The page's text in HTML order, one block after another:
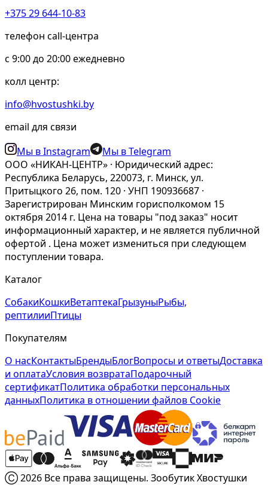
+375 29 644-10-83
телефон call-центра
c 9:00 до 20:00 ежедневно
колл центр:
info@hvostushki.by
email для связи
Мы в Instagram
Мы в Telegram
ООО «НИКАН-ЦЕНТР» · Юридический адрес:
Республика Беларусь, 220073, г. Минск, ул.
Притыцкого 26, пом. 120 · УНП 190936687 ·
Зарегистрирован Минским горисполкомом 15
октября 2014 г. Цена на товары "под заказ" носит
информационный характер, и не является публичной
офертой . Цена может измениться при следующем
поступлении товара.
Каталог
СобакиКошкиВетаптекаГрызуныРыбы,
рептилииПтицы
Покупателям
О насКонтактыБрендыБлогВопросы и ответыДоставка
и оплатаУсловия возвратаПодарочный
сертификатПолитика обработки персональных
данныхПолитика в отношении файлов Cookie
Ⓒ 2026 Все права защищены. Зообутик Хвостушки